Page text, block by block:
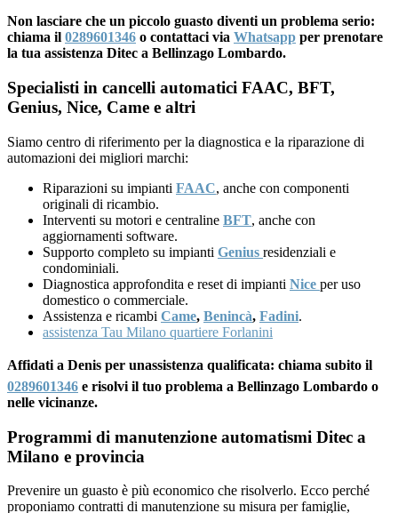
Non lasciare che un piccolo guasto diventi un problema serio:
chiama il 0289601346 o contattaci via Whatsapp per prenotare
la tua assistenza Ditec a Bellinzago Lombardo.
Specialisti in cancelli automatici FAAC, BFT,
Genius, Nice, Came e altri
Siamo centro di riferimento per la diagnostica e la riparazione di
automazioni dei migliori marchi:
Riparazioni su impianti FAAC, anche con componenti
originali di ricambio.
Interventi su motori e centraline BFT, anche con
aggiornamenti software.
Supporto completo su impianti Genius residenziali e
condominiali.
Diagnostica approfondita e reset di impianti Nice per uso
domestico o commerciale.
Assistenza e ricambi Came, Benincà, Fadini.
assistenza Tau Milano quartiere Forlanini
Affidati a Denis per unassistenza qualificata: chiama subito il
0289601346 e risolvi il tuo problema a Bellinzago Lombardo o
nelle vicinanze.
Programmi di manutenzione automatismi Ditec a
Milano e provincia
Prevenire un guasto è più economico che risolverlo. Ecco perché
proponiamo contratti di manutenzione su misura per famiglie,